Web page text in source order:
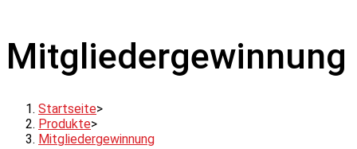
Mitgliedergewinnung
Startseite>
Produkte>
Mitgliedergewinnung